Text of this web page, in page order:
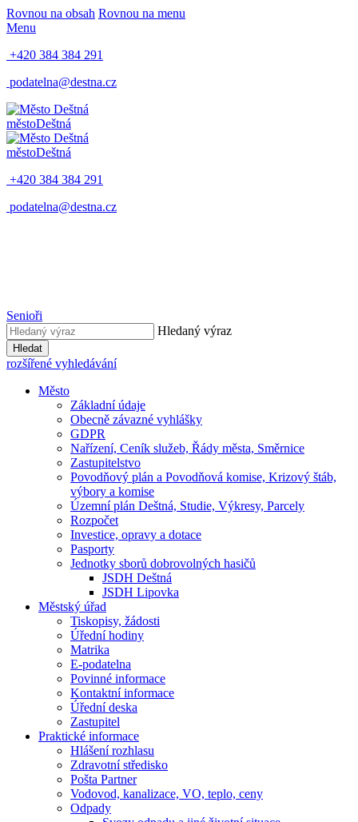
Rovnou na obsah Rovnou na menu
Menu
+420 384 384 291
podatelna@destna.cz
městoDeštná
městoDeštná
+420 384 384 291
podatelna@destna.cz
Senioři
Hledaný výraz
Hledat
rozšířené vyhledávání
Město
Základní údaje
Obecně závazné vyhlášky
GDPR
Nařízení, Ceník služeb, Řády města, Směrnice
Zastupitelstvo
Povodňový plán a Povodňová komise, Krizový štáb,
výbory a komise
Územní plán Deštná, Studie, Výkresy, Parcely
Rozpočet
Investice, opravy a dotace
Pasporty
Jednotky sborů dobrovolných hasičů
JSDH Deštná
JSDH Lipovka
Městský úřad
Tiskopisy, žádosti
Úřední hodiny
Matrika
E-podatelna
Povinné informace
Kontaktní informace
Úřední deska
Zastupitel
Praktické informace
Hlášení rozhlasu
Zdravotní středisko
Pošta Partner
Vodovod, kanalizace, VO, teplo, ceny
Odpady